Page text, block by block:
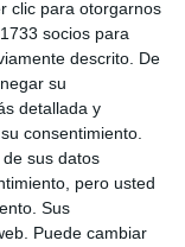
clic para otorgarnos
socios para
descrito. De
su
detallada y
consentimiento.
sus datos
pero usted
Sus
Puede cambiar
enlace:
ESTABILIZACIÓN